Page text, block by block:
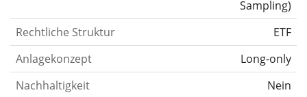
Sampling)
Rechtliche Struktur
ETF
Anlagekonzept
Long-only
Nachhaltigkeit
Nein